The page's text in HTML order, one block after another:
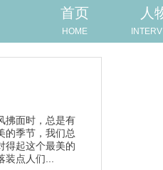
首页
HOME
人
拂面时，总是有
的季节，我们总
得起这个最美的
点人们...